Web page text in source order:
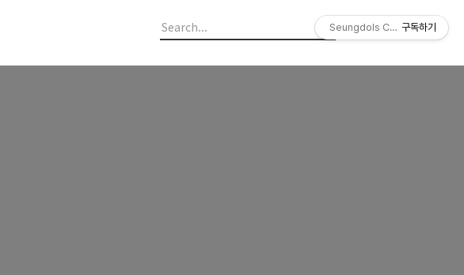
Seungdols Company
구독하기